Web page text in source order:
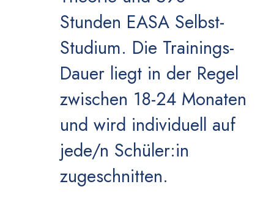
Stunden EASA Selbst-
Studium. Die Trainings-
Dauer liegt in der Regel
zwischen 18-24 Monaten
und wird individuell auf
jede/n Schüler:in
zugeschnitten.